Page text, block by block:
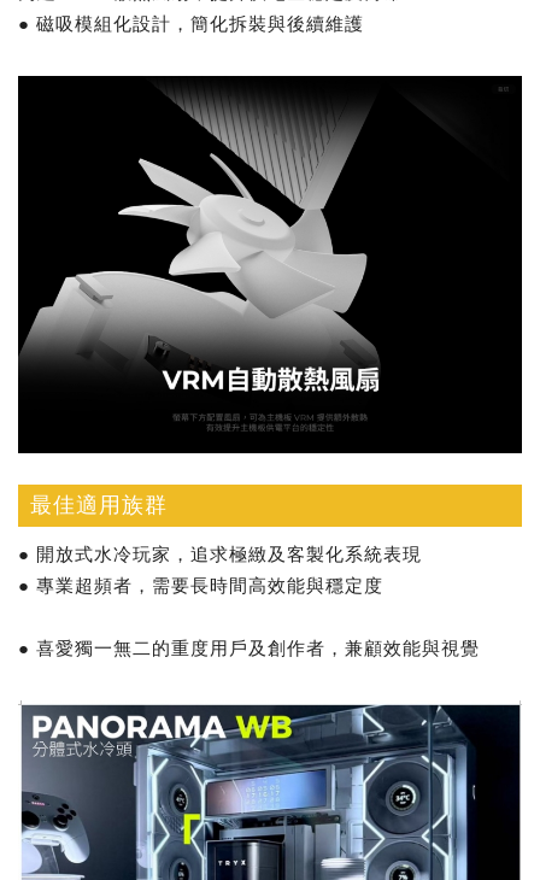
● 磁吸模組化設計，簡化拆裝與後續維護
最佳適用族群
● 開放式水冷玩家，追求極緻及客製化系統表現
● 專業超頻者，需要長時間高效能與穩定度
● 喜愛獨一無二的重度用戶及創作者，兼顧效能與視覺